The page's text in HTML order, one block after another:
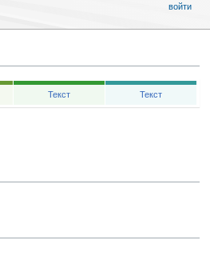
Текст Текст
войти